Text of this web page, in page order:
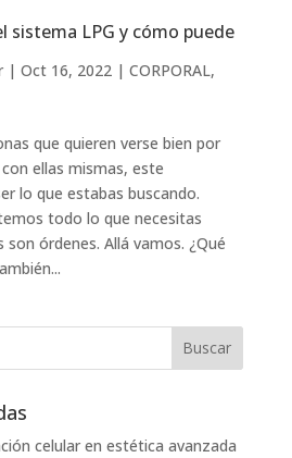
sistema LPG y cómo puede
| Oct 16, 2022| CORPORAL,
que quieren verse bien por
ellas mismas, este
lo que estabas buscando.
todo lo que necesitas
son órdenes. Allá vamos. ¿Qué
celular en estética avanzada